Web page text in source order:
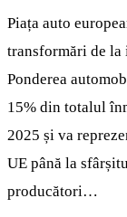
Piața auto
transformări de la
Ponderea
15% din totalul
2025 și va
UE până la
producători…